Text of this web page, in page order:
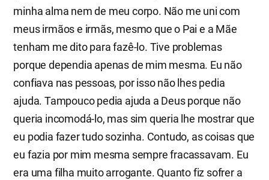
minha alma nem de meu corpo. Não me uni com
meus irmãos e irmãs, mesmo que o Pai e a Mãe
tenham me dito para fazê-lo. Tive problemas
porque dependia apenas de mim mesma. Eu não
confiava nas pessoas, por isso não lhes pedia
ajuda. Tampouco pedia ajuda a Deus porque não
queria incomodá-lo, mas sim queria lhe mostrar que
eu podia fazer tudo sozinha. Contudo, as coisas que
eu fazia por mim mesma sempre fracassavam. Eu
era uma filha muito arrogante. Quanto fiz sofrer a